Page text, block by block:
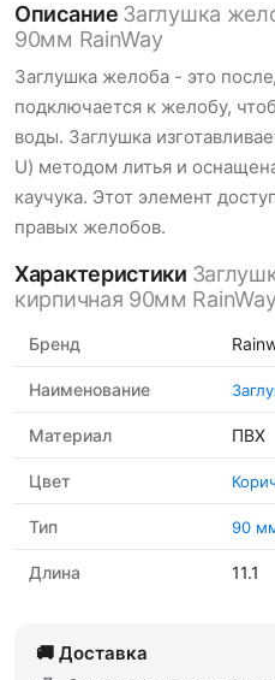
Описание Заглушка
90мм RainWay
Заглушка желоба - это
подключается к желобу,
воды. Заглушка
U) методом литья и
каучука. Этот элемент
правых желобов.
Характеристики
кирпичная 90мм
Бренд
Наименование
Материал ПВХ
Цвет
Тип 90
Длина 11.1
Доставка